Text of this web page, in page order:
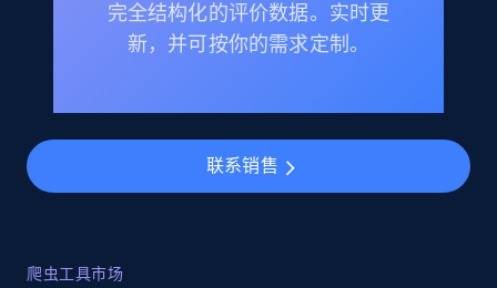
完全结构化的评价数据。实时更
新，并可按你的需求定制。
联系销售
爬虫工具市场